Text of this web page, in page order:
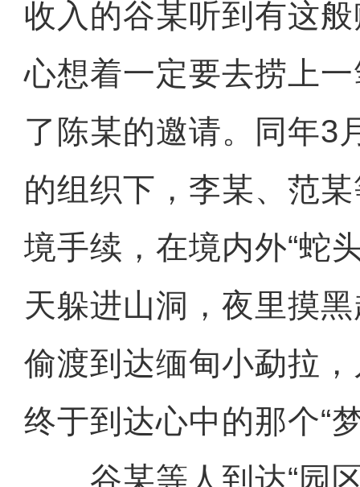
收入的谷某听到有这般
心想着一定要去捞上
了陈某的邀请。同年3
的组织下，李某、范
境手续，在境内外“蛇
天躲进山洞，夜里摸
偷渡到达缅甸小勐拉
终于到达心中的那个“
谷某等人到达“园区